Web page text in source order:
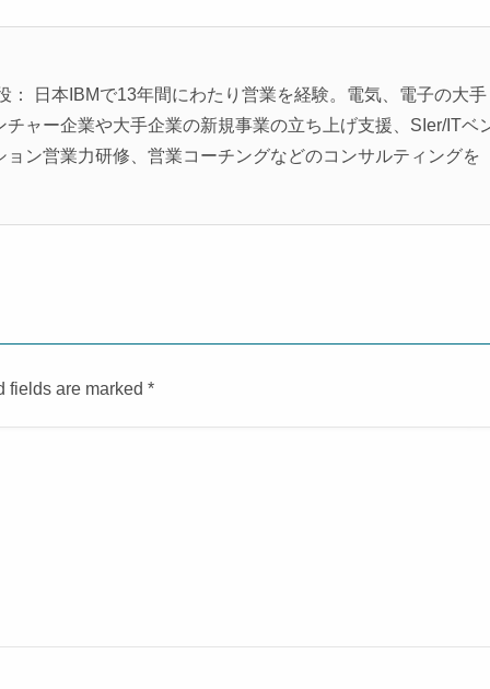
： 日本IBMで13年間にわたり営業を経験。電気、電子の大手
ャー企業や大手企業の新規事業の立ち上げ支援、SIer/ITベ
ン営業力研修、営業コーチングなどのコンサルティングを
fields are marked *